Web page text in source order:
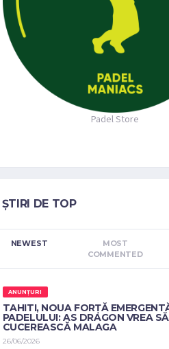
Padel Store
ȘTIRI DE TOP
NEWEST
MOST
COMMENTED
ANUNȚURI
TAHITI, NOUA FORȚĂ
PADELULUI: AS DRAGON VREA SĂ
CUCEREASCĂ MALAGA
26/06/2026